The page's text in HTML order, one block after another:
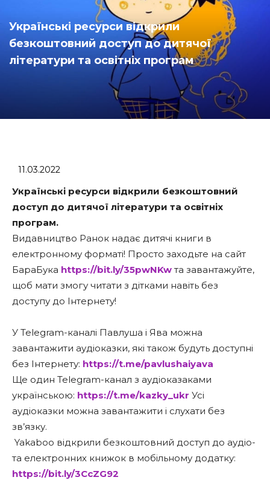
Українські ресурси відкрили
безкоштовний доступ до дитячої
літератури та освітніх програм
11.03.2022
Українські ресурси відкрили безкоштовний
доступ до дитячої літератури та освітніх
програм.
Видавництво Ранок надає дитячі книги в
електронному форматі! Просто заходьте на сайт
БараБука https://bit.ly/35pwNKw та завантажуйте,
щоб мати змогу читати з дітками навіть без
доступу до Інтернету!
У Telegram-каналі Павлуша і Ява можна
завантажити аудіоказки, які також будуть доступні
без Інтернету: https://t.me/pavlushaiyava
Ще один Telegram-канал з аудіоказаками
українською: https://t.me/kazky_ukr Усі
аудіоказки можна завантажити і слухати без
зв’язку.
Yakaboo відкрили безкоштовний доступ до аудіо-
та електронних книжок в мобільному додатку:
https://bit.ly/3CcZG92